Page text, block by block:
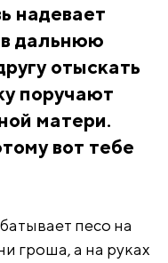
надевает
в дальнюю
отыскать
поручают
матери.
вот тебе
песо на
гроша, а на руках